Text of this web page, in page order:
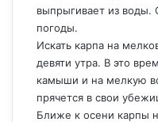
выпрыгивает из
погоды.
Искать карпа на
девяти утра. В это
камыши и на мелкую
прячется в свои
Ближе к осени карпы